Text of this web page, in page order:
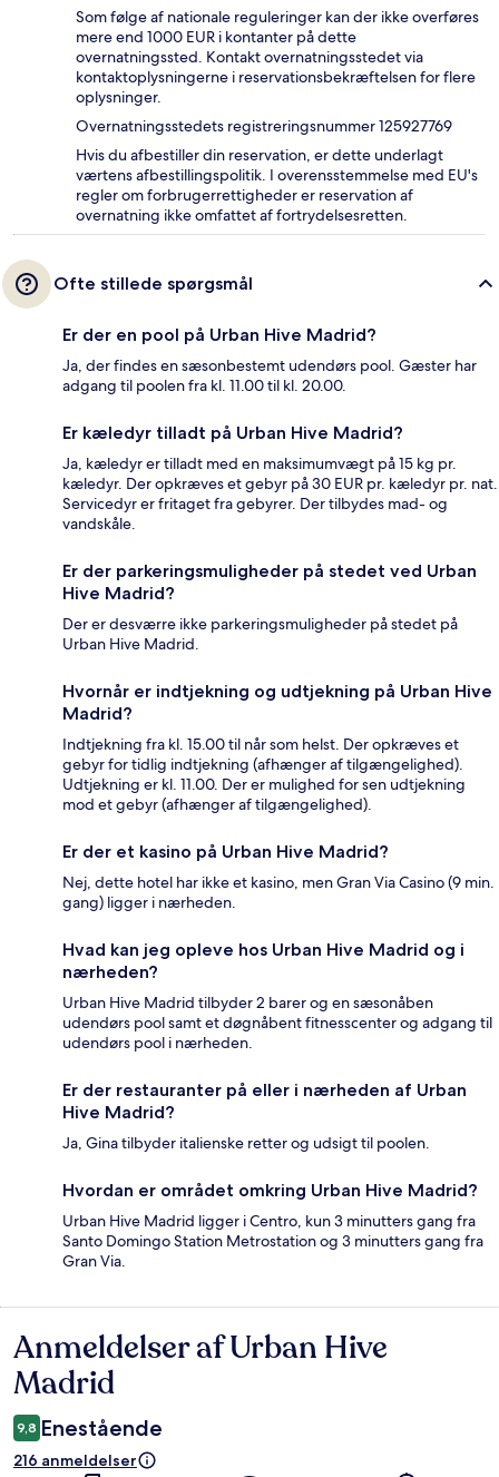
Som følge af nationale reguleringer kan der ikke overføres
mere end 1000 EUR i kontanter på dette
overnatningssted. Kontakt overnatningsstedet via
kontaktoplysningerne i reservationsbekræftelsen for flere
oplysninger.
Overnatningsstedets registreringsnummer 125927769
Hvis du afbestiller din reservation, er dette underlagt
værtens afbestillingspolitik. I overensstemmelse med EU's
regler om forbrugerrettigheder er reservation af
overnatning ikke omfattet af fortrydelsesretten.
Ofte stillede spørgsmål
Er der en pool på Urban Hive Madrid?
Ja, der findes en sæsonbestemt udendørs pool. Gæster har
adgang til poolen fra kl. 11.00 til kl. 20.00.
Er kæledyr tilladt på Urban Hive Madrid?
Ja, kæledyr er tilladt med en maksimumvægt på 15 kg pr.
kæledyr. Der opkræves et gebyr på 30 EUR pr. kæledyr pr. nat.
Servicedyr er fritaget fra gebyrer. Der tilbydes mad- og
vandskåle.
Er der parkeringsmuligheder på stedet ved Urban
Hive Madrid?
Der er desværre ikke parkeringsmuligheder på stedet på
Urban Hive Madrid.
Hvornår er indtjekning og udtjekning på Urban Hive
Madrid?
Indtjekning fra kl. 15.00 til når som helst. Der opkræves et
gebyr for tidlig indtjekning (afhænger af tilgængelighed).
Udtjekning er kl. 11.00. Der er mulighed for sen udtjekning
mod et gebyr (afhænger af tilgængelighed).
Er der et kasino på Urban Hive Madrid?
Nej, dette hotel har ikke et kasino, men Gran Via Casino (9 min.
gang) ligger i nærheden.
Hvad kan jeg opleve hos Urban Hive Madrid og i
nærheden?
Urban Hive Madrid tilbyder 2 barer og en sæsonåben
udendørs pool samt et døgnåbent fitnesscenter og adgang til
udendørs pool i nærheden.
Er der restauranter på eller i nærheden af Urban
Hive Madrid?
Ja, Gina tilbyder italienske retter og udsigt til poolen.
Hvordan er området omkring Urban Hive Madrid?
Urban Hive Madrid ligger i Centro, kun 3 minutters gang fra
Santo Domingo Station Metrostation og 3 minutters gang fra
Gran Via.
Anmeldelser
Anmeldelser af Urban Hive
Madrid
9,8 Enestående
216 anmeldelser